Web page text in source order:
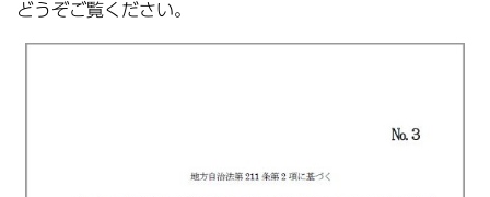
どうぞご覧ください。